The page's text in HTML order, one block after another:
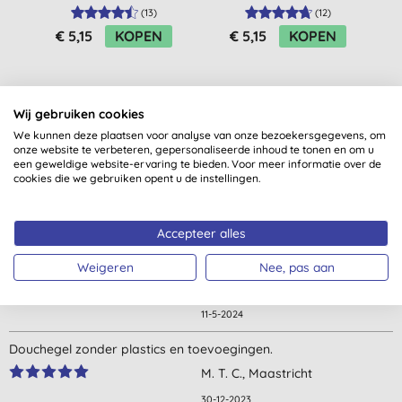
Zwarte Bes 300ml
(13)
€ 5,15 KOPEN
Stazak Argan & Oudh
(500ml)
(12)
€ 5,15 KOPEN
Klantbeoordelingen
Fijn product. Misschien iets te sterke geur
11-5-2024
Douchegel zonder plastics en toevoegingen.
M. T. C., Maastricht
30-12-2023
Wij gebruiken cookies
We kunnen deze plaatsen voor analyse van onze bezoekersgegevens, om
onze website te verbeteren, gepersonaliseerde inhoud te tonen en om u
een geweldige website-ervaring te bieden. Voor meer informatie over de
cookies die we gebruiken opent u de instellingen.
Accepteer alles
Weigeren Nee, pas aan